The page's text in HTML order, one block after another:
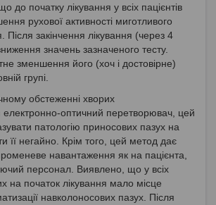
до початку лікування у всіх пацієнтів
рухової активності миготливого
Після закінчення лікування (через 4
значень зазначеного тесту.
зменшення його (хоч і достовірне)
групі.
обстеженні хворих
електронно-оптичний перетворювач, цей
патологію приносових пазух на
її негайно. Крім того, цей метод дає
навантаження як на пацієнта,
персонал. Виявлено, що у всіх
на початок лікування мало місце
навколоносових пазух. Після